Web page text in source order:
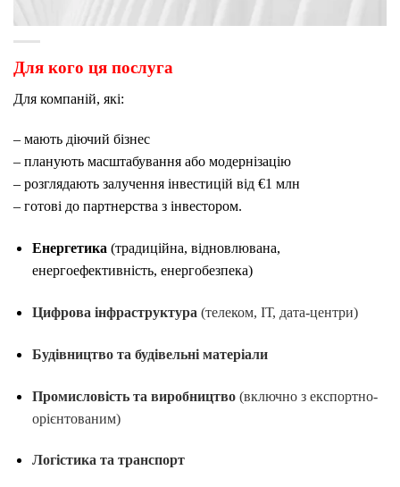
Для кого ця послуга
Для компаній, які:
– мають діючий бізнес
– планують масштабування або модернізацію
– розглядають залучення інвестицій від €1 млн
– готові до партнерства з інвестором.
Енергетика (традиційна, відновлювана,
енергоефективність, енергобезпека)
Цифрова інфраструктура (телеком, ІТ, дата-центри)
Будівництво та будівельні матеріали
Промисловість та виробництво(включно з експортно-
орієнтованим)
Логістика та транспорт